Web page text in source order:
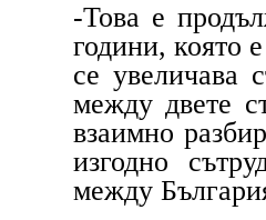
-Това е
години, която
се увеличава
между двете
взаимно
изгодно
между